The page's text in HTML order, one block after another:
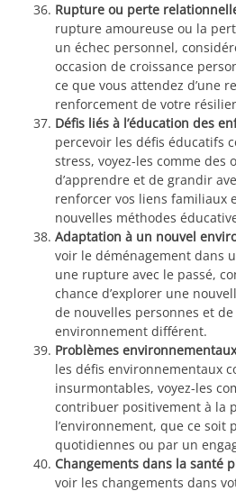
Rupture ou perte
rupture amoureuse ou la
un échec personnel,
occasion de croissance
ce que vous attendez d’une
renforcement de votre
Défis liés à l’éducation des
percevoir les défis éducatifs
stress, voyez-les comme des
d’apprendre et de grandir
renforcer vos liens familiaux
nouvelles méthodes
Adaptation à un nouvel
voir le déménagement dans
une rupture avec le passé,
chance d’explorer une
de nouvelles personnes et
environnement différent.
Problèmes
les défis environnementaux
insurmontables, voyez-les
contribuer positivement à la
l’environnement, que ce soit
quotidiennes ou par un
Changements dans la santé
voir les changements dans